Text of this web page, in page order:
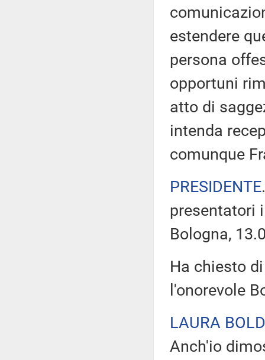
estendere
persona
opportuni
atto di
intenda
comunque
PRESIDENTE
presentatori
Bologna,
Ha chiesto
l'onorevole
LAURA
Anch'io